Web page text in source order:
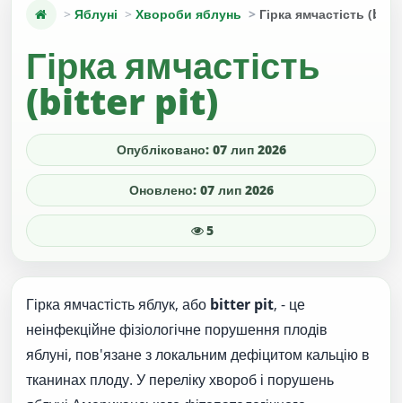
Яблуні Хвороби яблунь Гірка ямчастість
Гірка ямчастість
(bitter pit)
Опубліковано: 07 лип 2026
Оновлено: 07 лип 2026
5
Гірка ямчастість яблук, або bitter pit, - це
неінфекційне фізіологічне порушення плодів
яблуні, пов'язане з локальним дефіцитом кальцію в
тканинах плоду. У переліку хвороб і порушень